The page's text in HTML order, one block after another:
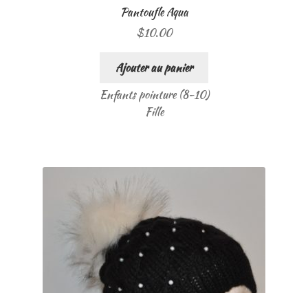
Pantoufle Aqua
$10.00
Ajouter au panier
Enfants pointure (8-10)
Fille